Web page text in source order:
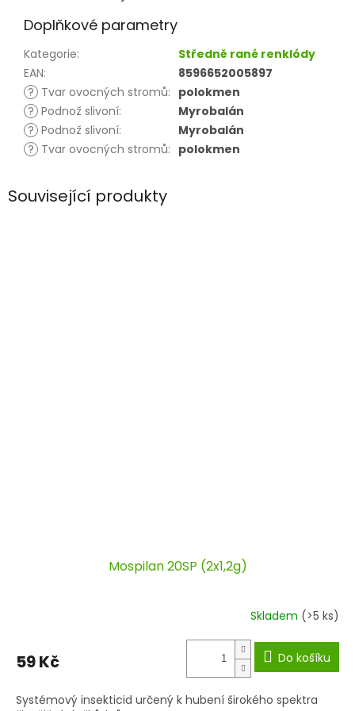
Doplňkové parametry
Kategorie:
Středně rané renklódy
EAN:
8596652005897
? Tvar ovocných stromů: polokmen
? Podnož slivoní:
Myrobalán
? Podnož slivoní:
Myrobalán
? Tvar ovocných stromů: polokmen
Související produkty
Mospilan 20SP (2x1,2g)
Skladem (>5 ks)
59 Kč Do košíku
Systémový insekticid určený k hubení širokého spektra